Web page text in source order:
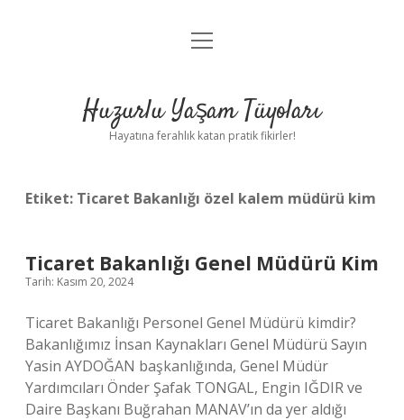
Anasayfa
Yasal Uyarı
menüyü
Huzurlu Yaşam Tüyoları
Hayatına ferahlık katan pratik fikirler!
Etiket: Ticaret Bakanlığı özel kalem müdürü kim
Ticaret Bakanlığı Genel Müdürü Kim
Tarih: Kasım 20, 2024
Ticaret Bakanlığı Personel Genel Müdürü kimdir?
Bakanlığımız İnsan Kaynakları Genel Müdürü Sayın
Yasin AYDOĞAN başkanlığında, Genel Müdür
Yardımcıları Önder Şafak TONGAL, Engin IĞDIR ve
Daire Başkanı Buğrahan MANAV’ın da yer aldığı